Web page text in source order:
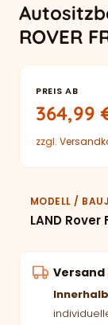
ROVER
PREIS AB
364,99
zzgl.
MODELL /
LAND